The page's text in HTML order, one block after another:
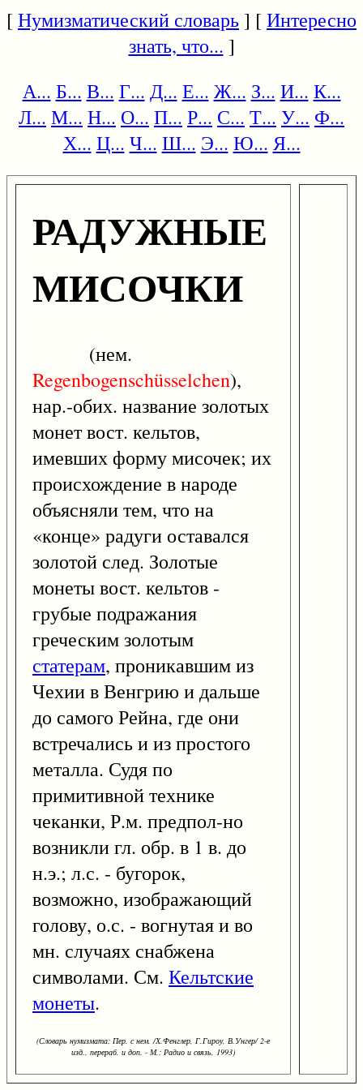
[Нумизматический словарь] [Интересно
знать, что... ]
А... Б... В... Г... Д... Е... Ж... З... И... К...
Л... М... Н... О... П... Р... С... Т... У... Ф...
Х... Ц... Ч... Ш... Э... Ю... Я...
РАДУЖНЫЕ
МИСОЧКИ
(нем.
Regenbogenschüsselchen),
нар.-обих. название золотых
монет вост. кельтов,
имевших форму мисочек; их
происхождение в народе
объясняли тем, что на
«конце» радуги оставался
золотой след. Золотые
монеты вост. кельтов -
грубые подражания
греческим золотым
статерам, проникавшим из
Чехии в Венгрию и дальше
до самого Рейна, где они
встречались и из простого
металла. Судя по
примитивной технике
чеканки, Р.м. предпол-но
возникли гл. обр. в 1 в. до
н.э.; л.с. - бугорок,
возможно, изображающий
голову, о.с. - вогнутая и во
мн. случаях снабжена
символами. См. Кельтские
монеты.
(Словарь нумизмата: Пер. с нем. /Х.Фенглер, Г.Гироу, В.Унгер/ 2-е
изд., перераб. и доп. - М.: Радио и связь, 1993)